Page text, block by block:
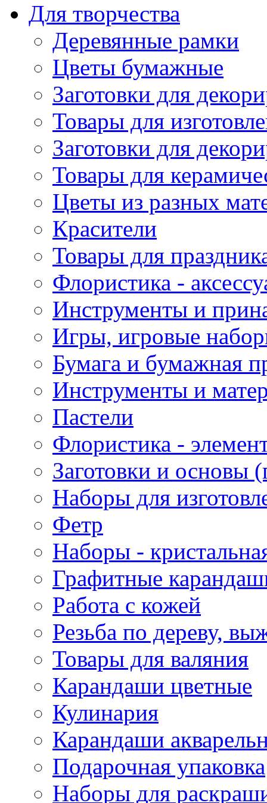
Для творчества
Деревянные рамки
Цветы бумажные
Заготовки для
Товары для
Заготовки для
Товары для
Цветы из разных
Красители
Товары для
Флористика -
Инструменты и
Игры, игровые
Бумага и бумажная
Инструменты и
Пастели
Флористика -
Заготовки и основы
Наборы для
Фетр
Наборы -
Графитные
Работа с кожей
Резьба по дереву,
Товары для валяния
Карандаши цветные
Кулинария
Карандаши
Подарочная упаковка
Наборы для